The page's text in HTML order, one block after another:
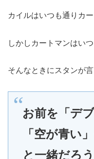
カイルはいつも通りカ
しかしカートマンはい
そんなときにスタンが
お前を「デ
「空が青い
と一緒だろ